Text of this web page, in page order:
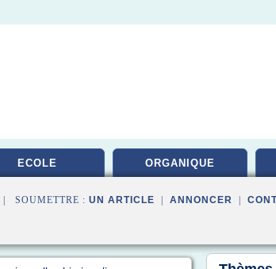
ECOLE ORGANIQUE
| SOUMETTRE : UN ARTICLE ANNONCER